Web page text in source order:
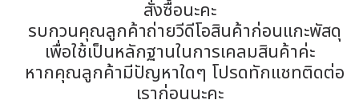
สั่งซื้อนะคะ
รบกวนคุณลูกค้าถ่ายวีดีโอสินค้าก่อนแกะพัสดุ
เพื่อใช้เป็นหลักฐานในการเคลมสินค้าค่ะ
หากคุณลูกค้ามีปัญหาใดๆ โปรดทักแชทติดต่อ
เราก่อนนะคะ